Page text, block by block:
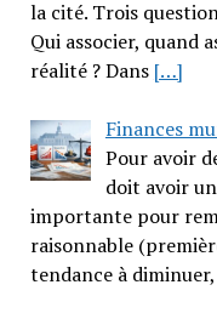
la cité. Trois
Qui associer, quand
réalité ? Dans […]
Finances
Pour avoir
doit avoir
importante pour
raisonnable
tendance à